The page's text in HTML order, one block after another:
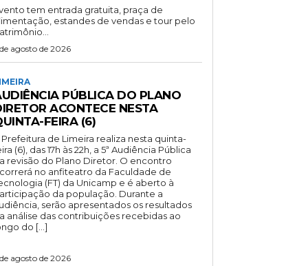
tem entrada gratuita, praça de
estandes de vendas e tour pelo
agosto de 2026
PÚBLICA DO PLANO
ACONTECE NESTA
FEIRA (6)
Prefeitura de Limeira realiza nesta quinta-
(6), das 17h às 22h, a 5ª Audiência Pública
revisão do Plano Diretor. O encontro
no anfiteatro da Faculdade de
(FT) da Unicamp e é aberto à
da população. Durante a
serão apresentados os resultados
análise das contribuições recebidas ao
do […]
agosto de 2026